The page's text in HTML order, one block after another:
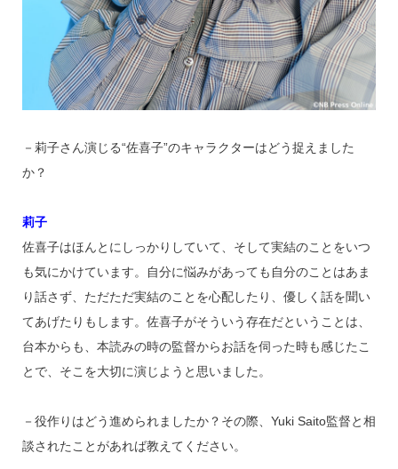
－莉子さん演じる“佐喜子”のキャラクターはどう捉えました
か？
莉子
佐喜子はほんとにしっかりしていて、そして実結のことをいつ
も気にかけています。自分に悩みがあっても自分のことはあま
り話さず、ただただ実結のことを心配したり、優しく話を聞い
てあげたりもします。佐喜子がそういう存在だということは、
台本からも、本読みの時の監督からお話を伺った時も感じたこ
とで、そこを大切に演じようと思いました。
－役作りはどう進められましたか？その際、Yuki Saito監督と相
談されたことがあれば教えてください。